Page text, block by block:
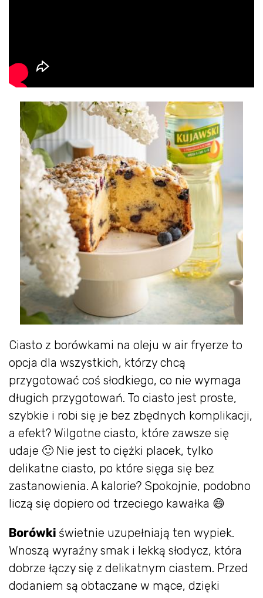
Ciasto z borówkami na oleju w air fryerze to
opcja dla wszystkich, którzy chcą
przygotować coś słodkiego, co nie wymaga
długich przygotowań. To ciasto jest proste,
szybkie i robi się je bez zbędnych komplikacji,
a efekt? Wilgotne ciasto, które zawsze się
udaje 🙂 Nie jest to ciężki placek, tylko
delikatne ciasto, po które sięga się bez
zastanowienia. A kalorie? Spokojnie, podobno
liczą się dopiero od trzeciego kawałka 😄
Borówki świetnie uzupełniają ten wypiek.
Wnoszą wyraźny smak i lekką słodycz, która
dobrze łączy się z delikatnym ciastem. Przed
dodaniem są obtaczane w mące, dzięki